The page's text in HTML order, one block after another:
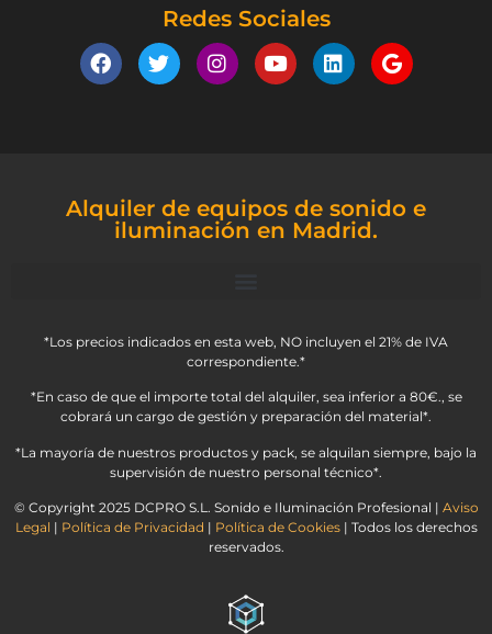
Redes Sociales
Alquiler de equipos de sonido e
iluminación en Madrid.
*Los precios indicados en esta web, NO incluyen el 21% de IVA
correspondiente.*
*En caso de que el importe total del alquiler, sea inferior a 80€., se
cobrará un cargo de gestión y preparación del material*.
*La mayoría de nuestros productos y pack, se alquilan siempre, bajo la
supervisión de nuestro personal técnico*.
© Copyright 2025 DCPRO S.L. Sonido e Iluminación Profesional | Aviso
Legal | Política de Privacidad | Política de Cookies| Todos los derechos
reservados.